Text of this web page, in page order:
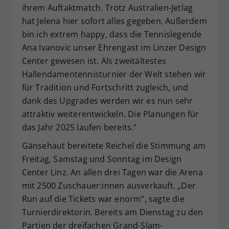
ihrem Auftaktmatch. Trotz Australien-Jetlag
hat Jelena hier sofort alles gegeben. Außerdem
bin ich extrem happy, dass die Tennislegende
Ana Ivanovic unser Ehrengast im Linzer Design
Center gewesen ist. Als zweitältestes
Hallendamentennisturnier der Welt stehen wir
für Tradition und Fortschritt zugleich, und
dank des Upgrades werden wir es nun sehr
attraktiv weiterentwickeln. Die Planungen für
das Jahr 2025 laufen bereits.“
Gänsehaut bereitete Reichel die Stimmung am
Freitag, Samstag und Sonntag im Design
Center Linz. An allen drei Tagen war die Arena
mit 2500 Zuschauer:innen ausverkauft. „Der
Run auf die Tickets war enorm“, sagte die
Turnierdirektorin. Bereits am Dienstag zu den
Partien der dreifachen Grand-Slam-